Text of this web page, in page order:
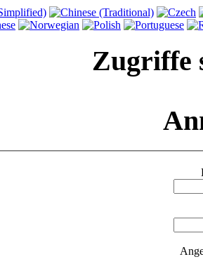
Zugriffe